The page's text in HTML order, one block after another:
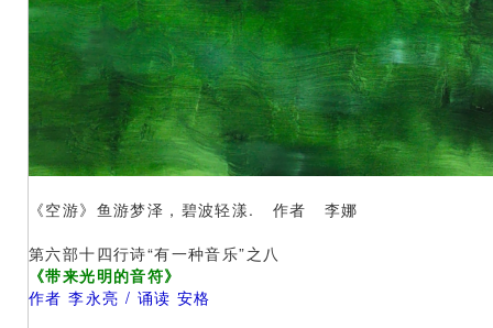
《空游》鱼游梦泽，碧波轻漾. 作者 李娜
第六部十四行诗“有一种音乐”之八
《带来光明的音符》
作者 李永亮 / 诵读 安格